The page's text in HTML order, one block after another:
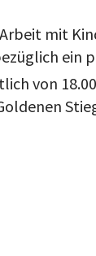
mit
ein
von